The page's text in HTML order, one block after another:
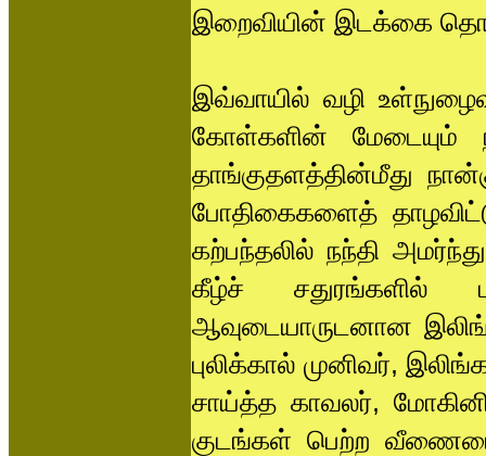
இறைவியின் இடக்கை
இவ்வாயில் வழி
கோள்களின் மேடையும்
தாங்குதளத்தின்மீது
போதிகைகளைத்
கற்பந்தலில் நந்தி
கீழ்ச் சதுரங்களில்
ஆவுடையாருடனான
புலிக்கால் முனிவர்,
சாய்த்த காவலர்,
குடங்கள் பெற்ற